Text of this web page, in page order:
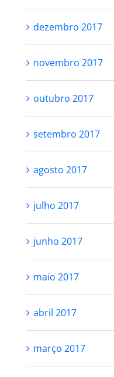
dezembro 2017
novembro 2017
outubro 2017
setembro 2017
agosto 2017
julho 2017
junho 2017
maio 2017
abril 2017
março 2017